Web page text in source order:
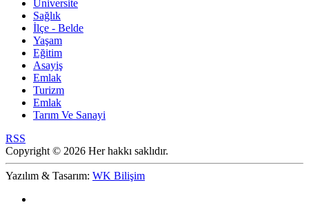
Üniversite
Sağlık
İlçe - Belde
Yaşam
Eğitim
Asayiş
Emlak
Turizm
Emlak
Tarım Ve Sanayi
RSS
Copyright © 2026 Her hakkı saklıdır.
Yazılım & Tasarım: WK Bilişim